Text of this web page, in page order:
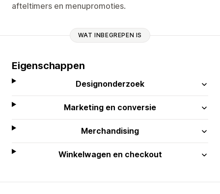
afteltimers en menupromoties.
WAT INBEGREPEN IS
Eigenschappen
Designonderzoek
Marketing en conversie
Merchandising
Winkelwagen en checkout